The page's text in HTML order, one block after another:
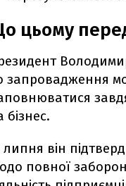
цьому
запровадження
бізнес.
липня він
повної